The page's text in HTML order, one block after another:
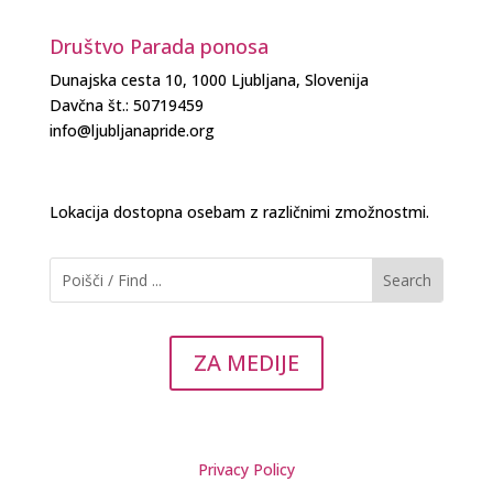
Društvo Parada ponosa
Dunajska cesta 10, 1000 Ljubljana, Slovenija
Davčna št.: 50719459
info@ljubljanapride.org
Lokacija dostopna osebam z različnimi zmožnostmi.
ZA MEDIJE
Privacy Policy